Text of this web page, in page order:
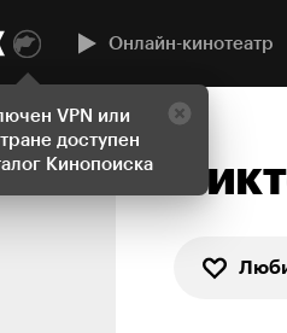
VPN или
доступен
Кинопоиска
Онлайн-кинотеатр